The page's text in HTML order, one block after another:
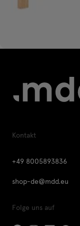
Kontakt
+49 8005893836
shop-de@mdd.eu
Folge uns auf